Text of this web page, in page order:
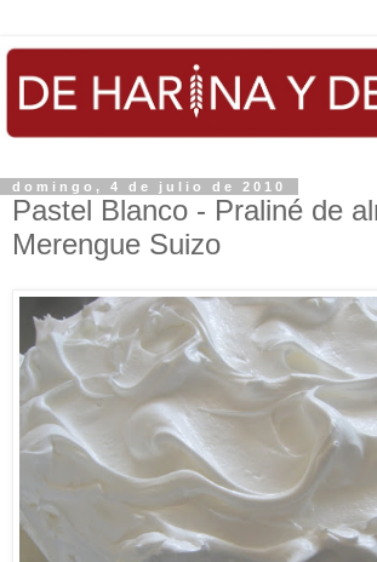
domingo, 4 de julio de 2010
Pastel Blanco - Praliné de
Merengue Suizo